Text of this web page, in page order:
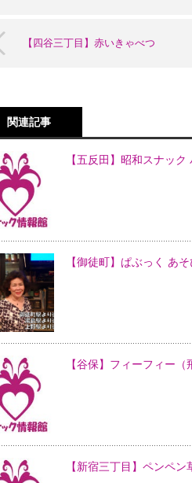
【四谷三丁目】赤いきゃべつ
関連記事
【五反田】昭和スナック
【御徒町】ぱぶっく あ
【谷保】フィーフィー（
【新宿三丁目】ペンペン